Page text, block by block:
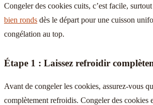
Congeler des cookies cuits, c’est facile,
bien ronds dès le départ pour une cuisson
congélation au top.
Étape 1 : Laissez refroidir
Avant de congeler les cookies, assurez-vous
complètement refroidis. Congeler des cookies